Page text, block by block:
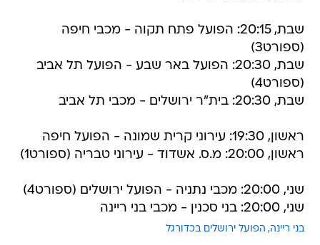
שבת, 20:15: הפועל פתח תקוה - מכבי חיפה
(ספורט3)
שבת, 20:30: הפועל באר שבע - הפועל תל אביב
(ספורט4)
שבת, 20:30: בית"ר ירושלים - מכבי תל אביב
ראשון, 19:30: עירוני קרית שמונה - הפועל חיפה
ראשון, 20:00: מ.ס. אשדוד - עירוני טבריה (ספורט1)
שני, 20:00: מכבי נתניה - הפועל ירושלים (ספורט4)
שני, 20:00: בני סכנין - מכבי בני ריינה
בני ריינה הפועל ירושלים בכדורגל